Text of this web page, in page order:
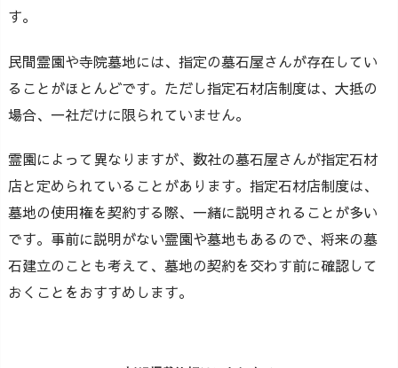
す。
民間霊園や寺院墓地には、指定の墓石屋さんが存在してい
ることがほとんどです。ただし指定石材店制度は、大抵の
場合、一社だけに限られていません。
霊園によって異なりますが、数社の墓石屋さんが指定石材
店と定められていることがあります。指定石材店制度は、
墓地の使用権を契約する際、一緒に説明されることが多い
です。事前に説明がない霊園や墓地もあるので、将来の墓
石建立のことも考えて、墓地の契約を交わす前に確認して
おくことをおすすめします。